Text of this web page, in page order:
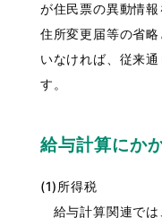
が住民票の異動情
住所変更届等の省
いなければ、従来
す。
給与計算にか
(1)所得税
給与計算関連では